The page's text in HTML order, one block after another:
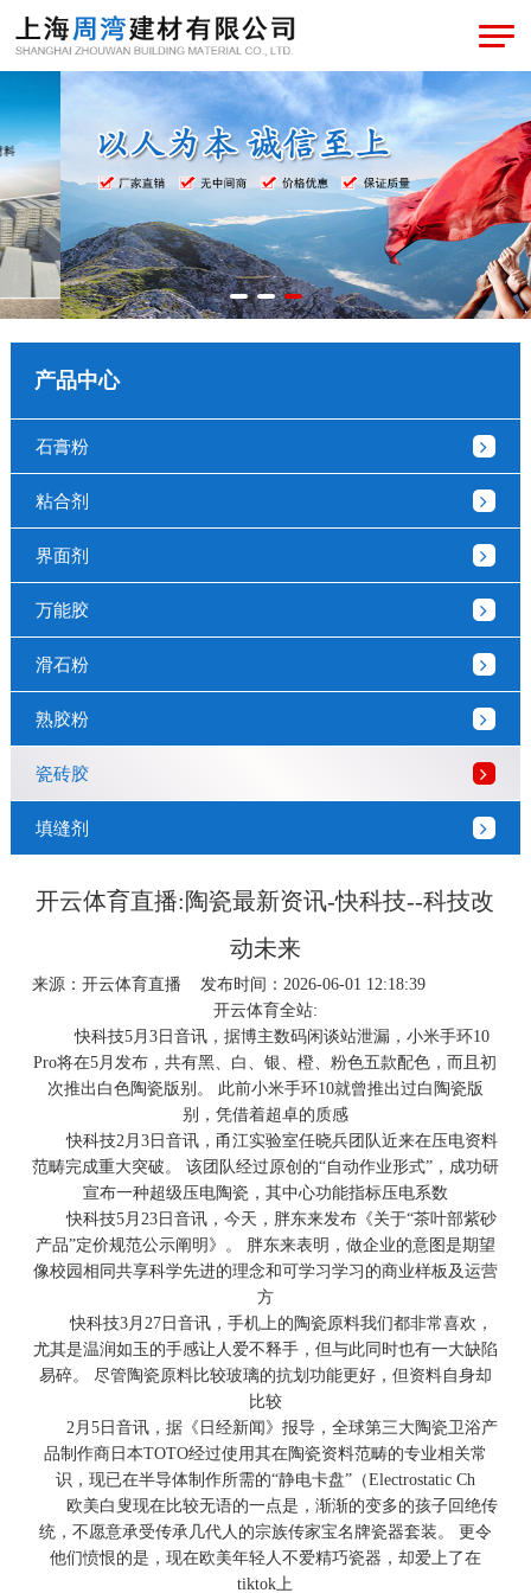
产品中心
石膏粉
粘合剂
界面剂
万能胶
滑石粉
熟胶粉
瓷砖胶
填缝剂
开云体育直播:陶瓷最新资讯-快科技--科技改
动未来
来源： 开云体育直播 发布时间：2026-06-01 12:18:39
开云体育全站:
快科技5月3日音讯，据博主数码闲谈站泄漏，小米手环10
Pro将在5月发布，共有黑、白、银、橙、粉色五款配色，而且初
次推出白色陶瓷版别。 此前小米手环10就曾推出过白陶瓷版
别，凭借着超卓的质感
快科技2月3日音讯，甬江实验室任晓兵团队近来在压电资料
范畴完成重大突破。 该团队经过原创的“自动作业形式”，成功研
宣布一种超级压电陶瓷，其中心功能指标压电系数
快科技5月23日音讯，今天，胖东来发布《关于“茶叶部紫砂
产品”定价规范公示阐明》。 胖东来表明，做企业的意图是期望
像校园相同共享科学先进的理念和可学习学习的商业样板及运营
方
快科技3月27日音讯，手机上的陶瓷原料我们都非常喜欢，
尤其是温润如玉的手感让人爱不释手，但与此同时也有一大缺陷
易碎。 尽管陶瓷原料比较玻璃的抗划功能更好，但资料自身却
比较
2月5日音讯，据《日经新闻》报导，全球第三大陶瓷卫浴产
品制作商日本TOTO经过使用其在陶瓷资料范畴的专业相关常
识，现已在半导体制作所需的“静电卡盘”（Electrostatic Ch
欧美白叟现在比较无语的一点是，渐渐的变多的孩子回绝传
统，不愿意承受传承几代人的宗族传家宝名牌瓷器套装。 更令
他们愤恨的是，现在欧美年轻人不爱精巧瓷器，却爱上了在
tiktok上